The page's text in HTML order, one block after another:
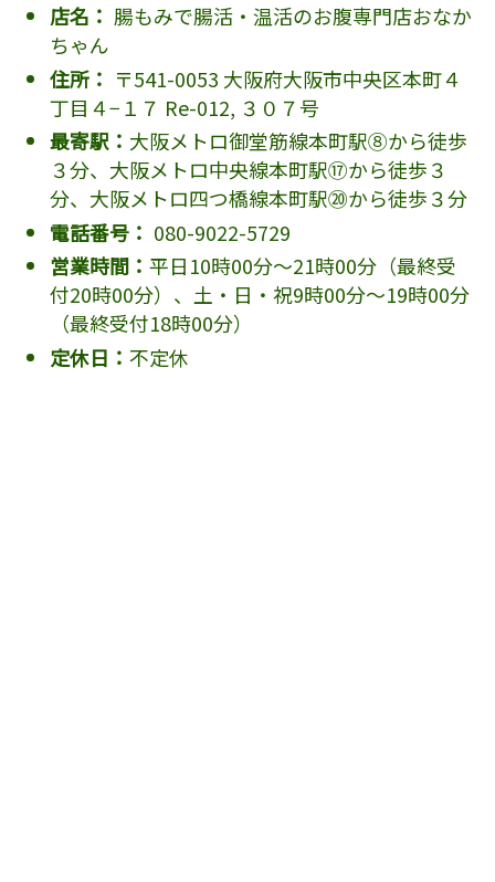
店名： 腸もみで腸活・温活のお腹専門店おなか
ちゃん
住所： 〒541-0053 大阪府大阪市中央区本町４
丁目４−１７ Re-012, ３０７号
最寄駅： 大阪メトロ御堂筋線本町駅⑧から徒歩
３分、大阪メトロ中央線本町駅⑰から徒歩３
分、大阪メトロ四つ橋線本町駅⑳から徒歩３分
電話番号： 080-9022-5729
営業時間： 平日10時00分～21時00分（最終受
付20時00分）、土・日・祝9時00分～19時00分
（最終受付18時00分）
定休日： 不定休